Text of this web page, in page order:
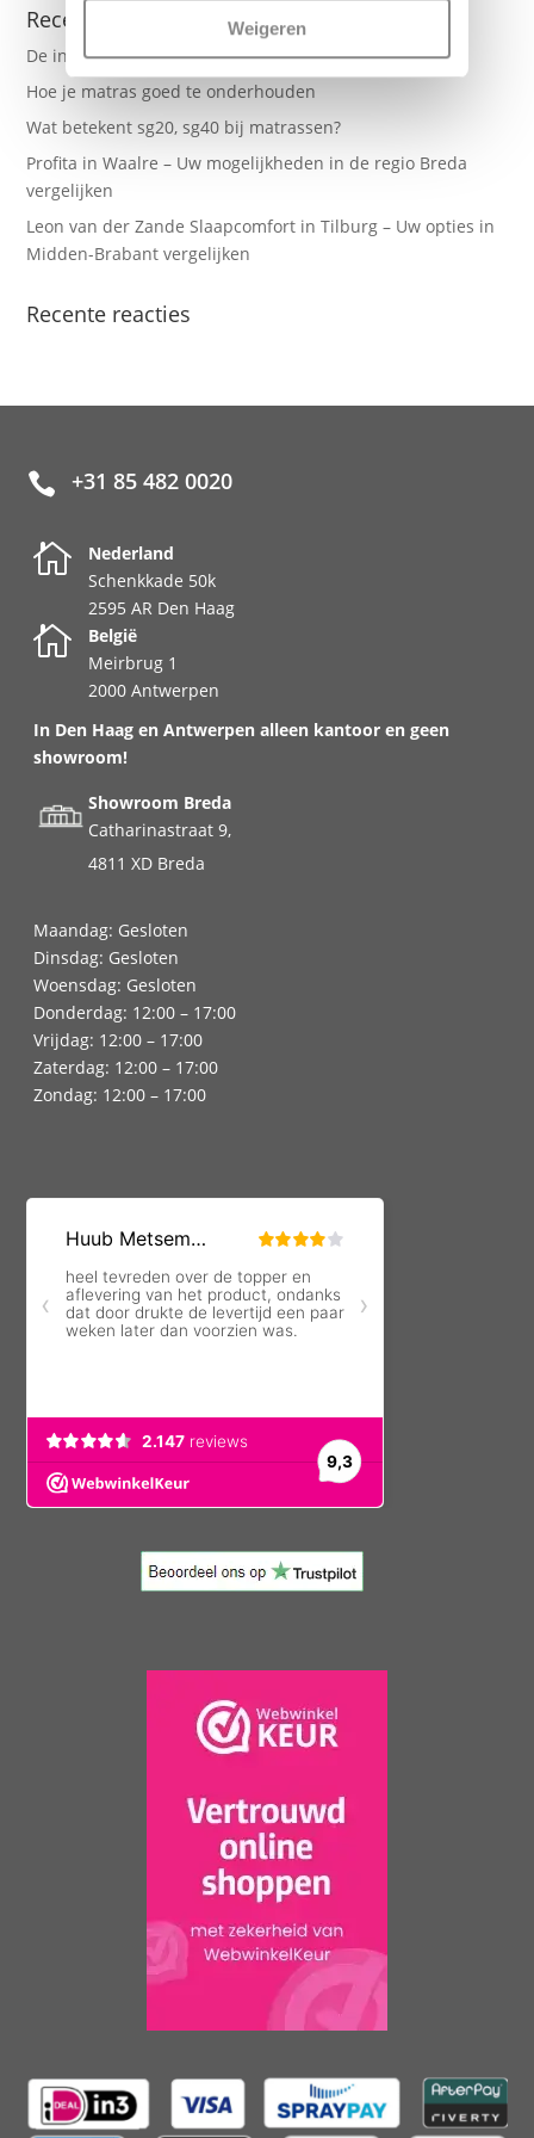
Weigeren
Recente berichten
De invloed van technologie op slaap
Hoe je matras goed te onderhouden
Wat betekent sg20, sg40 bij matrassen?
Profita in Waalre – Uw mogelijkheden in de regio Breda
vergelijken
Leon van der Zande Slaapcomfort in Tilburg – Uw opties in
Midden-Brabant vergelijken
Recente reacties
 +31 85 482 0020

Nederland
Schenkkade 50k
2595 AR Den Haag

België
Meirbrug 1
2000 Antwerpen
In Den Haag en Antwerpen alleen kantoor en geen
showroom!
Showroom Breda
Catharinastraat 9,
4811 XD Breda
Maandag: Gesloten
Dinsdag: Gesloten
Woensdag: Gesloten
Donderdag: 12:00 – 17:00
Vrijdag: 12:00 – 17:00
Zaterdag: 12:00 – 17:00
Zondag: 12:00 – 17:00